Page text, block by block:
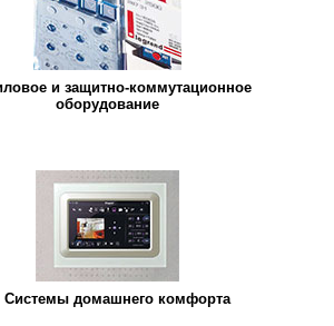
и защитно-коммутационное
оборудование
Системы домашнего комфорта